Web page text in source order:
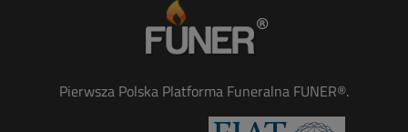
Pierwsza Polska Platforma Funeralna FUNER®.